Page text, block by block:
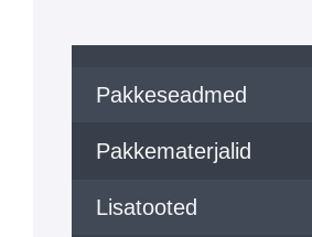
Pakkeseadmed
Pakkematerjalid
Lisatooted